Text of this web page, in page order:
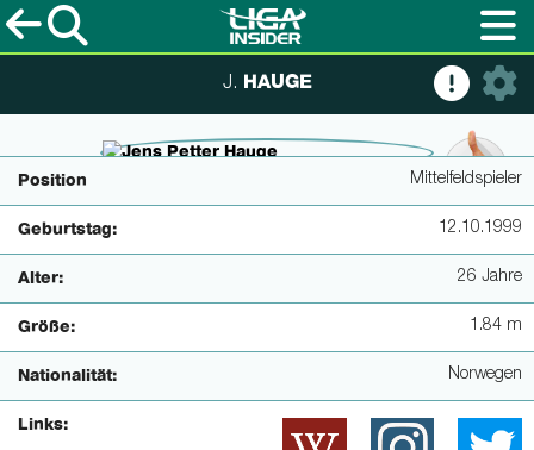
J. HAUGE
© imagoimages / Eintracht Frankfurt
Position Mittelfeldspieler
Geburtstag: 12.10.1999
Alter: 26 Jahre
Größe: 1.84 m
Nationalität: Norwegen
Links: